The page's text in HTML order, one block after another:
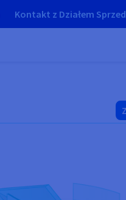
Kontakt z Działem